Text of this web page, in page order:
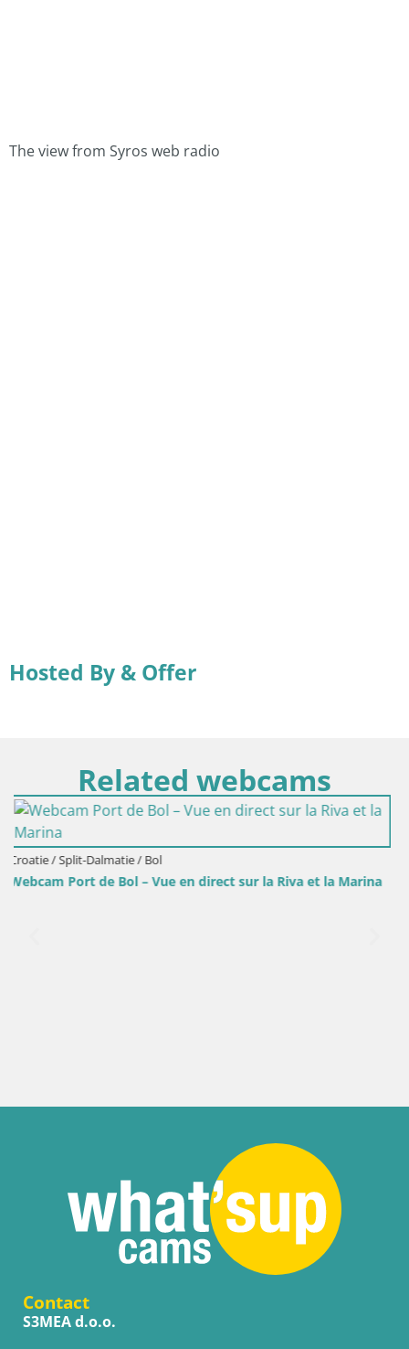
The view from Syros web radio
Hosted By & Offer
Related webcams
la Riva et la Marina
Contact
S3MEA d.o.o.